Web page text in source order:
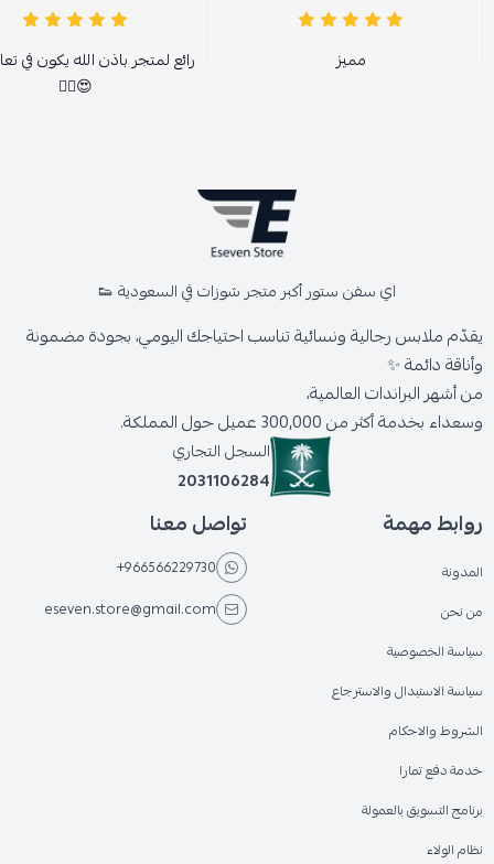
مميز
رائع لمتجر باذن الله يكون في
😍👌🏻
اي سفن ستور أكبر متجر شوزات في السعودية 👟
يقدّم ملابس رجالية ونسائية تناسب احتياجك اليومي، بجودة مضمونة
وأناقة دائمة ✨
من أشهر البراندات العالمية،
وسعداء بخدمة أكثر من 300,000 عميل حول المملكة.
السجل التجاري
2031106284
روابط مهمة
المدونة
من نحن
سياسة الخصوصية
سياسة الاستبدال والاسترجاع
الشروط والاحكام
خدمة دفع تمارا
برنامج التسويق بالعمولة
نظام الولاء
تواصل معنا
+966566229730
eseven.store@gmail.com